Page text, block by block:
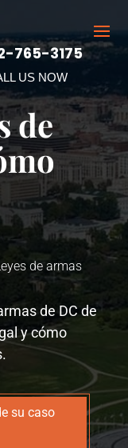
765-3175
US NOW
de
de armas
de DC de
y cómo
su caso